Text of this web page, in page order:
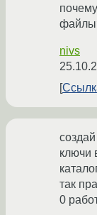
nivs
ключи
так
0